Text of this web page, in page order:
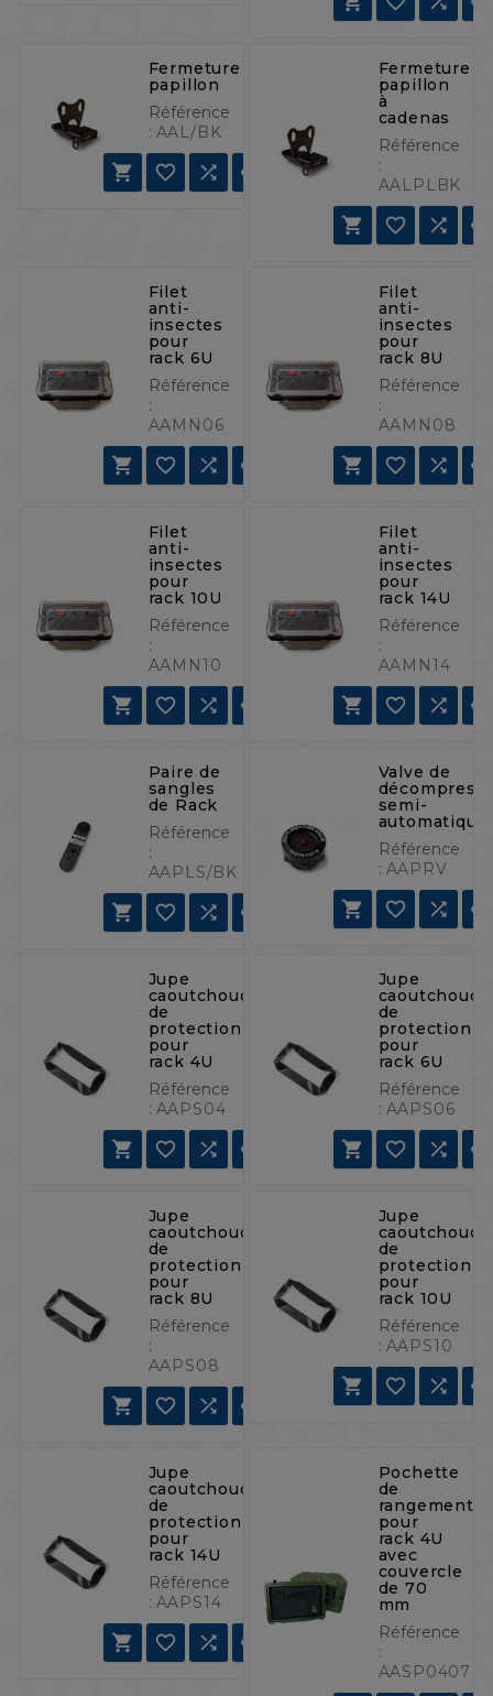
Fermeture
papillon
Référence
: AAL/BK
   
Fermeture
papillon
à
cadenas
Référence
:
AALPLBK
   
Filet
anti-
insectes
pour
rack 6U
Référence
:
AAMN06
   
Filet
anti-
insectes
pour
rack 8U
Référence
:
AAMN08
   
Filet
anti-
insectes
pour
rack 10U
Référence
:
AAMN10
   
Filet
anti-
insectes
pour
rack 14U
Référence
:
AAMN14
   
Paire de
sangles
de Rack
Référence
:
AAPLS/BK
   
Valve de
semi-
automatique
Référence
: AAPRV
   
Jupe
caoutchouc
de
protection
pour
rack 4U
Référence
: AAPS04
   
Jupe
caoutchouc
de
protection
pour
rack 6U
Référence
: AAPS06
   
Jupe
caoutchouc
de
protection
pour
rack 8U
Référence
:
AAPS08
   
Jupe
caoutchouc
de
protection
pour
rack 10U
Référence
: AAPS10
   
Jupe
caoutchouc
de
protection
pour
rack 14U
Référence
: AAPS14
   
Pochette
de
rangement
pour
rack 4U
avec
couvercle
de 70
mm
Référence
:
AASP0407